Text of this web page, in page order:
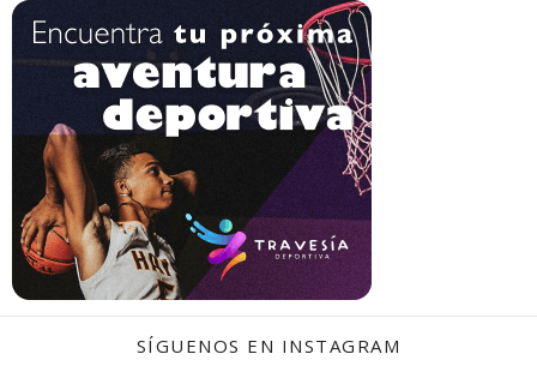
SÍGUENOS EN INSTAGRAM